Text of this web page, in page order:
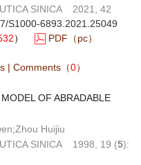
SINICA 2021, 42
S1000-6893.2021.25049
）
PDF（pc）
|Comments （0）
OF ABRADABLE
Huijiu
SINICA 1998, 19 (5):